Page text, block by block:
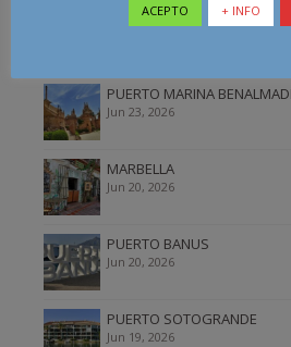
ESTEPONA
PUERTO MARINA
Jun 23, 2026
MARBELLA
Jun 20, 2026
PUERTO BANUS
Jun 20, 2026
PUERTO SOTOGRANDE
Jun 19, 2026
ACEPTO + INFO